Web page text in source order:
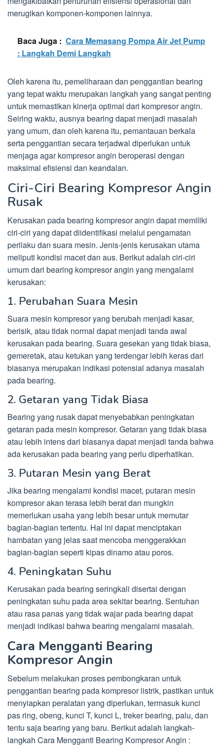
merugikan komponen-komponen lainnya.
Baca Juga : Cara Memasang Pompa Air Jet Pump
: Langkah Demi Langkah
Oleh karena itu, pemeliharaan dan penggantian bearing
yang tepat waktu merupakan langkah yang sangat penting
untuk memastikan kinerja optimal dari kompresor angin.
Seiring waktu, ausnya bearing dapat menjadi masalah
yang umum, dan oleh karena itu, pemantauan berkala
serta penggantian secara terjadwal diperlukan untuk
menjaga agar kompresor angin beroperasi dengan
maksimal efisiensi dan keandalan.
Ciri-Ciri Bearing Kompresor Angin
Rusak
Kerusakan pada bearing kompresor angin dapat memiliki
ciri-ciri yang dapat diidentifikasi melalui pengamatan
perilaku dan suara mesin. Jenis-jenis kerusakan utama
meliputi kondisi macet dan aus. Berikut adalah ciri-ciri
umum dari bearing kompresor angin yang mengalami
kerusakan:
1. Perubahan Suara Mesin
Suara mesin kompresor yang berubah menjadi kasar,
berisik, atau tidak normal dapat menjadi tanda awal
kerusakan pada bearing. Suara gesekan yang tidak biasa,
gemeretak, atau ketukan yang terdengar lebih keras dari
biasanya merupakan indikasi potensial adanya masalah
pada bearing.
2. Getaran yang Tidak Biasa
Bearing yang rusak dapat menyebabkan peningkatan
getaran pada mesin kompresor. Getaran yang tidak biasa
atau lebih intens dari biasanya dapat menjadi tanda bahwa
ada kerusakan pada bearing yang perlu diperhatikan.
3. Putaran Mesin yang Berat
Jika bearing mengalami kondisi macet, putaran mesin
kompresor akan terasa lebih berat dan mungkin
memerlukan usaha yang lebih besar untuk memutar
bagian-bagian tertentu. Hal ini dapat menciptakan
hambatan yang jelas saat mencoba menggerakkan
bagian-bagian seperti kipas dinamo atau poros.
4. Peningkatan Suhu
Kerusakan pada bearing seringkali disertai dengan
peningkatan suhu pada area sekitar bearing. Sentuhan
atau rasa panas yang tidak wajar pada bearing dapat
menjadi indikasi bahwa bearing mengalami masalah.
Cara Mengganti Bearing
Kompresor Angin
Sebelum melakukan proses pembongkaran untuk
penggantian bearing pada kompresor listrik, pastikan untuk
menyiapkan peralatan yang diperlukan, termasuk kunci
pas ring, obeng, kunci T, kunci L, treker bearing, palu, dan
tentu saja bearing yang baru. Berikut adalah langkah-
langkah Cara Mengganti Bearing Kompresor Angin :